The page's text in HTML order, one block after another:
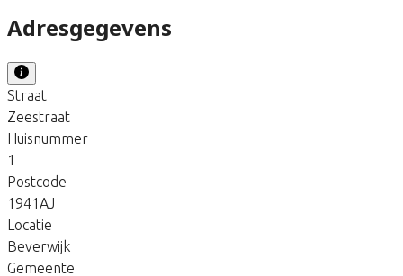
Adresgegevens
Straat
Zeestraat
Huisnummer
1
Postcode
1941AJ
Locatie
Beverwijk
Gemeente